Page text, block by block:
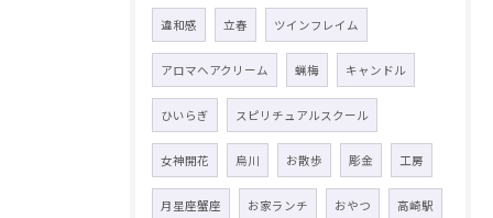
違和感 立春 ツインフレイム
アロマヘアクリーム 蝋梅 キャンドル
ひいらぎ スピリチュアルスクール
女神開花 烏川 お散歩 彫金 工房
月星座蟹座 お家ランチ おやつ 高崎駅